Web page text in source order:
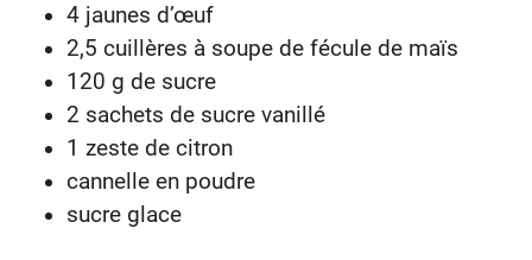
4 jaunes d’œuf
2,5 cuillères à soupe de fécule de maïs
120 g de sucre
2 sachets de sucre vanillé
1 zeste de citron
cannelle en poudre
sucre glace